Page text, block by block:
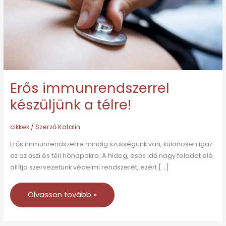
Erős immunrendszerrel
készüljünk a télre!
cikkek/ SzerzőKatalin
Erős immunrendszerre mindig szükségünk van, különösen igaz
ez az őszi és téli hónapokra. A hideg, esős idő nagy feladat elé
állítja szervezetünk védelmi rendszerét, ezért […]
Olvasson tovább »